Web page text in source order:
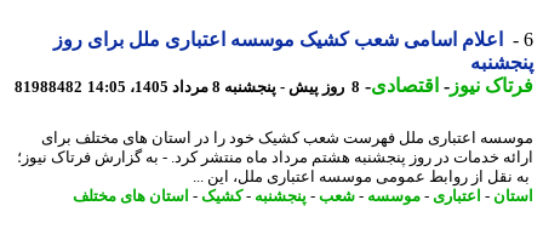
اعلام اسامی شعب کشیک موسسه اعتباری ملل برای روز
نیوز-اقتصادی-8 روز پیش - پنجشنبه 8 مرداد 1405، 14:05 81988482
اعتباری ملل فهرست شعب کشیک خود را در استان های مختلف برای
خدمات در روز پنجشنبه هشتم مرداد ماه منتشر کرد. - به گزارش فرتاک نیوز؛
از روابط عمومی موسسه اعتباری ملل، این ...
-اعتباری- موسسه-شعب-پنجشنبه-کشیک-استان های مختلف